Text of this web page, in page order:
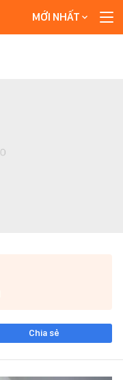
MỚI NHẤT
Chia sẻ